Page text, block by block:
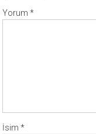
Yorum*
İsim*